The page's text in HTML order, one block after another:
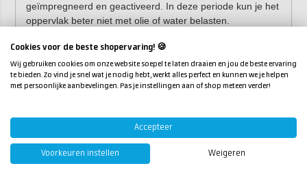
geïmpregneerd en geactiveerd. In deze periode kun je het
oppervlak beter niet met olie of water belasten.
Teak behandelen in 3
stappen
diep reinigen en kleur herstellen met
(Teak Schoon & Herstel).
Stap 3:impregneren en beschermen met Dulon 43
Cookies voor de beste shopervaring! 🍪
Wij gebruiken cookies om onze website soepel te laten draaien en jou de beste ervaring
te bieden. Zo vind je snel wat je nodig hebt, werkt alles perfect en kunnen we je helpen
met persoonlijke aanbevelingen. Pas je instellingen aan of shop meteen verder!
Accepteer
Voorkeuren instellen Weigeren